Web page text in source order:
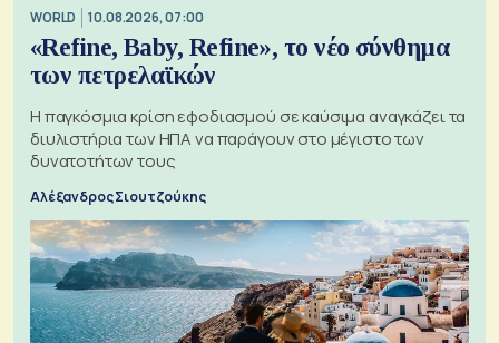
WORLD 10.08.2026, 07:00
«Refine, Baby, Refine», το νέο σύνθημα
των πετρελαϊκών
Η παγκόσμια κρίση εφοδιασμού σε καύσιμα αναγκάζει τα
διυλιστήρια των ΗΠΑ να παράγουν στο μέγιστο των
δυνατοτήτων τους
Αλέξανδρος Σιουτζούκης